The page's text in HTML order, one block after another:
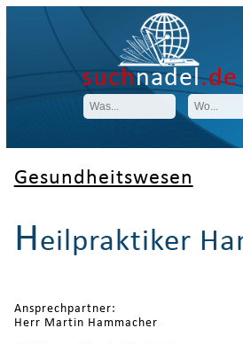
suchnadel.de
Gesundheitswesen
Heilpraktiker
Ansprechpartner:
Herr Martin Hammacher